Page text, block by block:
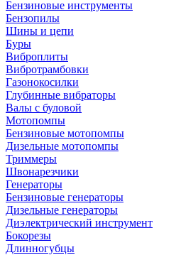
Бензиновые инструменты
Бензопилы
Шины и цепи
Буры
Виброплиты
Вибротрамбовки
Газонокосилки
Глубинные вибраторы
Валы с буловой
Мотопомпы
Бензиновые мотопомпы
Дизельные мотопомпы
Триммеры
Швонарезчики
Генераторы
Бензиновые генераторы
Дизельные генераторы
Диэлектрический инструмент
Бокорезы
Длинногубцы